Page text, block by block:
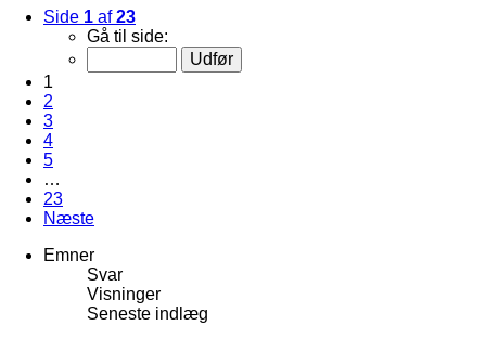
Side 1 af23
Gå til side:
1
2
3
4
5
…
23
Næste
Emner
Svar
Visninger
Seneste indlæg